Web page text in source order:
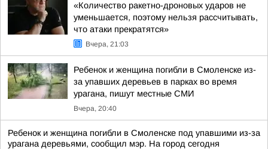
«Количество ракетно-дроновых ударов не
уменьшается, поэтому нельзя рассчитывать,
что атаки прекратятся»
Вчера, 21:03
Ребенок и женщина погибли в Смоленске из-
за упавших деревьев в парках во время
урагана, пишут местные СМИ
Вчера, 20:40
Ребенок и женщина погибли в Смоленске под упавшими из-за
урагана деревьями, сообщил мэр. На город сегодня